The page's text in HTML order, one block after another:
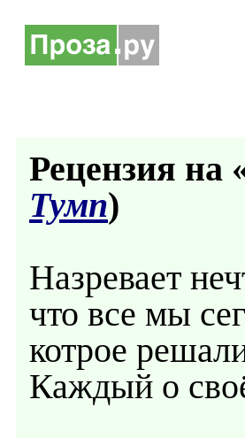
Рецензия на
Тумп)
Назревает
что все мы
котрое
Каждый о